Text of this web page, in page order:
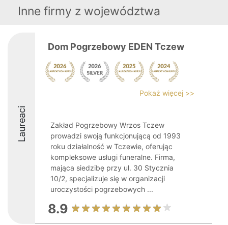
Inne firmy z województwa
Laureaci
Dom Pogrzebowy EDEN Tczew
Pokaż więcej >>
Zakład Pogrzebowy Wrzos Tczew
prowadzi swoją funkcjonującą od 1993
roku działalność w Tczewie, oferując
kompleksowe usługi funeralne. Firma,
mająca siedzibę przy ul. 30 Stycznia
10/2, specjalizuje się w organizacji
uroczystości pogrzebowych ...
8.9